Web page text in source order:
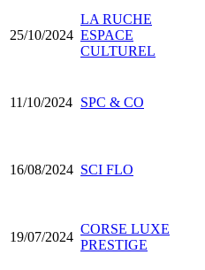
25/10/2024
LA RUCHE
ESPACE
CULTUREL
11/10/2024 SPC & CO
16/08/2024 SCI FLO
19/07/2024
CORSE LUXE
PRESTIGE